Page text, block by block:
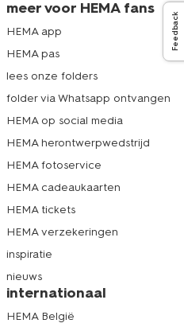
Feedback
meer voor HEMA fans
HEMA app
HEMA pas
lees onze folders
folder via Whatsapp ontvangen
HEMA op social media
HEMA herontwerpwedstrijd
HEMA fotoservice
HEMA cadeaukaarten
HEMA tickets
HEMA verzekeringen
inspiratie
nieuws
internationaal
HEMA België